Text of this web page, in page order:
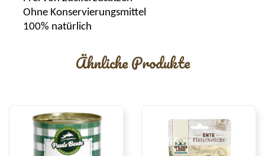
Ohne Konservierungsmittel
100% natürlich
Ähnliche Produkte